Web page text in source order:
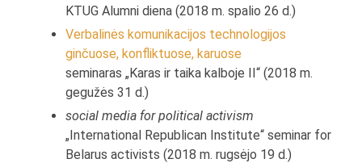
KTUG Alumni diena (2018 m. spalio 26 d.)
Verbalinės komunikacijos technologijos
ginčuose, konfliktuose, karuose
seminaras „Karas ir taika kalboje II“ (2018 m.
gegužės 31 d.)
social media for political activism
„International Republican Institute“ seminar for
Belarus activists (2018 m. rugsėjo 19 d.)